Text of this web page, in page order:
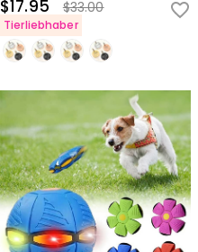
$17.95 $33.00
Tierliebhaber